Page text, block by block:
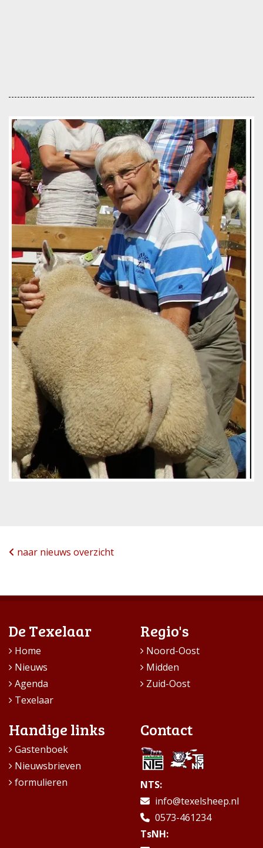
naar nieuws overzicht
De Texelaar
Home
Nieuws
Agenda
Texelaar
Regio's
Noord-Oost
Midden
Zuid-Oost
Handige links
Gastenboek
Nieuwsbrieven
formulieren
Contact
NTS:
info@texelsheep.nl
0573-461234
TsNH: